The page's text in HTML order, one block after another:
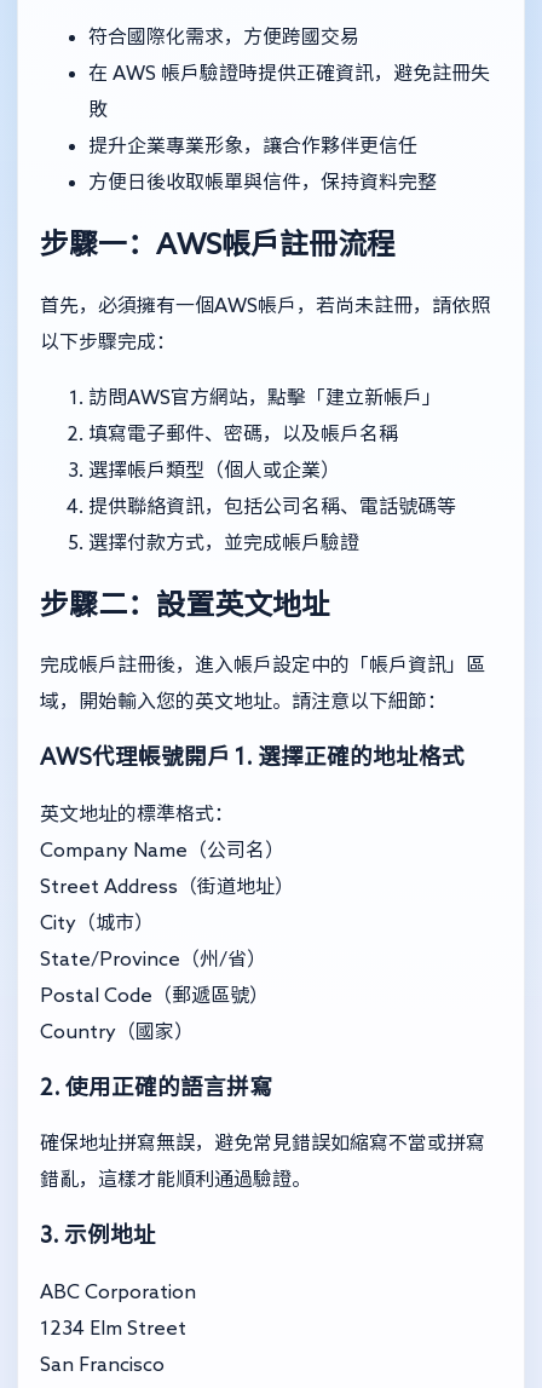
符合國際化需求，方便跨國交易
在 AWS 帳戶驗證時提供正確資訊，避免註冊失
敗
提升企業專業形象，讓合作夥伴更信任
方便日後收取帳單與信件，保持資料完整
步驟一：AWS帳戶註冊流程
首先，必須擁有一個AWS帳戶，若尚未註冊，請依照
以下步驟完成：
訪問AWS官方網站，點擊「建立新帳戶」
填寫電子郵件、密碼，以及帳戶名稱
選擇帳戶類型（個人或企業）
提供聯絡資訊，包括公司名稱、電話號碼等
選擇付款方式，並完成帳戶驗證
步驟二：設置英文地址
完成帳戶註冊後，進入帳戶設定中的「帳戶資訊」區
域，開始輸入您的英文地址。請注意以下細節：
AWS代理帳號開戶 1. 選擇正確的地址格式
英文地址的標準格式：
Company Name（公司名）
Street Address（街道地址）
City（城市）
State/Province（州/省）
Postal Code（郵遞區號）
Country（國家）
2. 使用正確的語言拼寫
確保地址拼寫無誤，避免常見錯誤如縮寫不當或拼寫
錯亂，這樣才能順利通過驗證。
3. 示例地址
ABC Corporation
1234 Elm Street
San Francisco